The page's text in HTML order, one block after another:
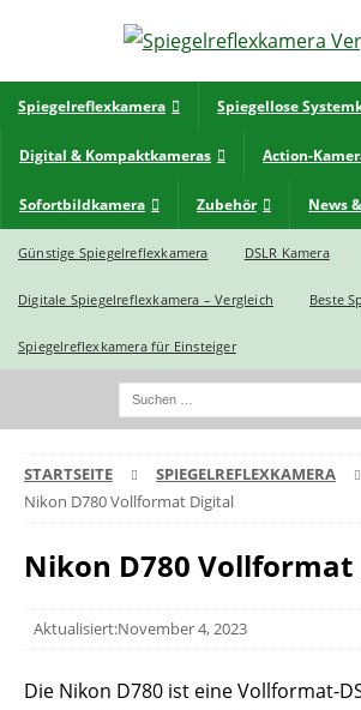
Spiegelreflexkamera Spiegellose
Digital & Kompaktkameras Action-
Sofortbildkamera Zubehör News
Günstige Spiegelreflexkamera DSLR Kamera
Digitale Spiegelreflexkamera – Vergleich Beste
Spiegelreflexkamera für Einsteiger
STARTSEITE SPIEGELREFLEXKAMERA
Nikon D780 Vollformat Digital
Nikon D780
Aktualisiert:November 4, 2023
Die Nikon D780 ist eine Vollformat-